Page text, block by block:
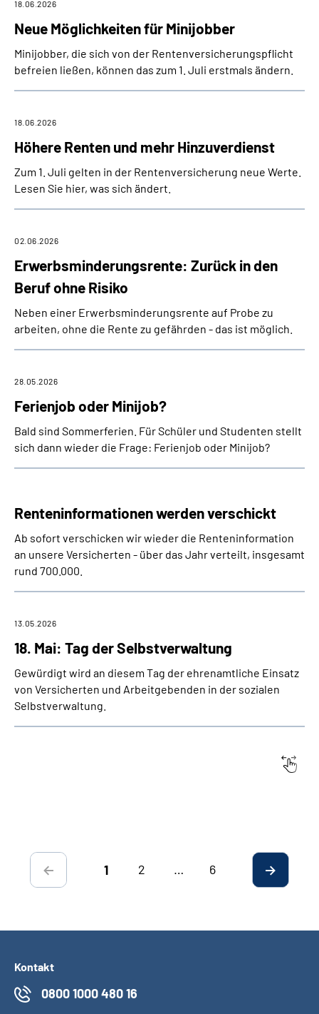
Neue Möglichkeiten für Minijobber
18.06.2026
Minijobber, die sich von der Rentenversicherungspflicht
befreien ließen, können das zum 1. Juli erstmals ändern.
Höhere Renten und mehr Hinzuverdienst
18.06.2026
Zum 1. Juli gelten in der Rentenversicherung neue Werte.
Lesen Sie hier, was sich ändert.
Erwerbsminderungsrente: Zurück in den
Beruf ohne Risiko
02.06.2026
Neben einer Erwerbsminderungsrente auf Probe zu
arbeiten, ohne die Rente zu gefährden - das ist möglich.
Ferienjob oder Minijob?
28.05.2026
Bald sind Sommerferien. Für Schüler und Studenten stellt
sich dann wieder die Frage: Ferienjob oder Minijob?
Renteninformationen werden verschickt
Ab sofort verschicken wir wieder die Renteninformation
an unsere Versicherten - über das Jahr verteilt, insgesamt
rund 700.000.
18. Mai: Tag der Selbstverwaltung
13.05.2026
Gewürdigt wird an diesem Tag der ehrenamtliche Einsatz
von Versicherten und Arbeitgebenden in der sozialen
Selbstverwaltung.
1 2 … 6
Kontakt
0800 1000 480 16